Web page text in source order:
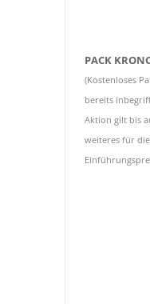
PACK
(Kostenloses
bereits
Aktion gilt bis
weiteres für die